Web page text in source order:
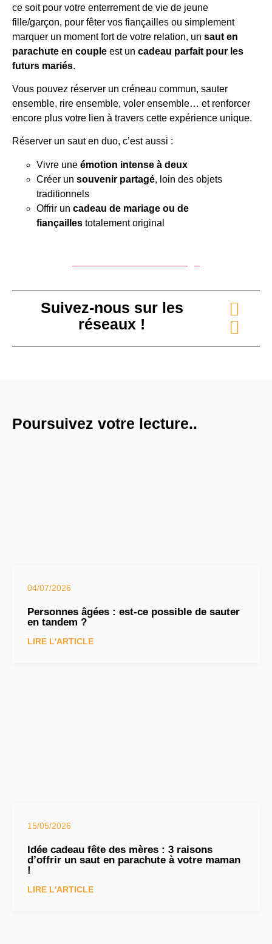
ce soit pour votre enterrement de vie de jeune
fille/garçon, pour fêter vos fiançailles ou simplement
marquer un moment fort de votre relation, un saut en
parachute en couple est un cadeau parfait pour les
futurs mariés.
Vous pouvez réserver un créneau commun, sauter
ensemble, rire ensemble, voler ensemble… et renforcer
encore plus votre lien à travers cette expérience unique.
Réserver un saut en duo, c’est aussi :
Vivre une émotion intense à deux
Créer un souvenir partagé, loin des objets
traditionnels
Offrir un cadeau de mariage ou de
fiançailles totalement original
Suivez-nous sur les
réseaux !
Poursuivez votre lecture..
04/07/2026
Personnes âgées : est-ce possible de sauter
en tandem ?
LIRE L'ARTICLE
15/05/2026
Idée cadeau fête des mères : 3 raisons
d’offrir un saut en parachute à votre maman
!
LIRE L'ARTICLE